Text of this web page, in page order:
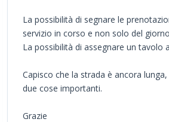
La possibilità di segnare le
servizio in corso e non solo del
La possibilità di assegnare un tavolo
Capisco che la strada è ancora
due cose importanti.
Grazie